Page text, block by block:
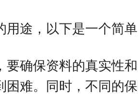
途，以下是一个简单
确保资料的真实性
难。同时，不同的